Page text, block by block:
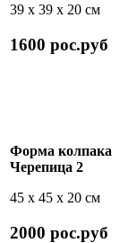
39 х 39 х 20 см
1600 рос.руб
Форма колпака
Черепица 2
45 х 45 х 20 см
2000 рос.руб